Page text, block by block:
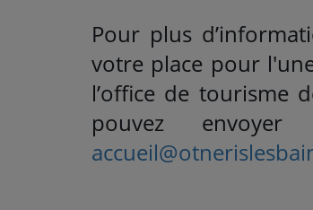
Pour plus
votre place pour
l’office de tourisme
pouvez